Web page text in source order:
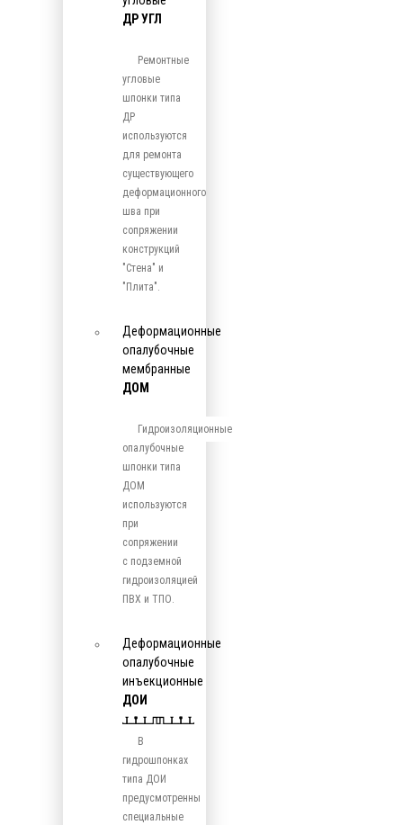
ДР УГЛ
Ремонтные
угловые
шпонки типа
ДР
используются
для ремонта
существующего
деформационного
шва при
сопряжении
конструкций
"Стена" и
"Плита".
Деформационные
опалубочные
мембранные
ДОМ
Гидроизоляционные
опалубочные
шпонки типа
ДОМ
используются
при
сопряжении
с подземной
гидроизоляцией
ПВХ и ТПО.
Деформационные
опалубочные
инъекционные
ДОИ
В
гидрошпонках
типа ДОИ
предусмотренны
специальные